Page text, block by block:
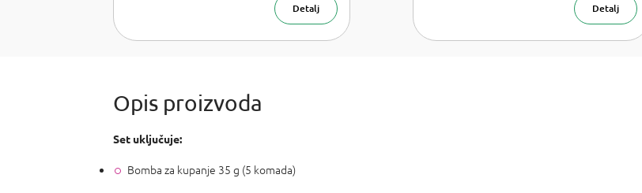
Detalj Detalj
Set uključuje:
Bomba za kupanje 35 g (5 komada)